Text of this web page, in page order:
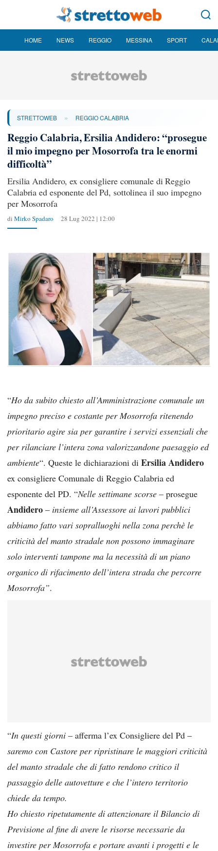
HOME NEWS REGGIO MESSINA SPORT
STRETTOWEB » REGGIO CALABRIA
Reggio Calabria, Ersilia Andidero: “prosegue
il mio impegno per Mosorrofa tra le enormi
difficoltà”
Ersilia Andidero, ex consigliere comunale di Reggio
Calabria ed esponente del Pd, sottolinea il suo impegno
per Mosorrofa
di Mirko Spadaro 28 Lug 2022 | 12:00
“Ho da subito chiesto all’Amministrazione comunale un
impegno preciso e costante per Mosorrofa ritenendo
prioritario agire sia per garantire i servizi essenziali che
per rilanciare l’intera zona valorizzandone paesaggio ed
ambiente“. Queste le dichiarazioni di Ersilia Andidero
ex consigliere Comunale di Reggio Calabria ed
esponente del PD. “Nelle settimane scorse – prosegue
Andidero – insieme all’Assessore ai lavori pubblici
abbiamo fatto vari sopralluoghi nella zona perchè le
criticità del manto stradale non possono immaginare
solo interventi tampone ma la necessità di un piano
organico di rifacimento dell’intera strada che percorre
Mosorrofa”.
“In questi giorni – afferma l’ex Consigliere del Pd –
saremo con Castore per ripristinare le maggiori criticità
del manto stradale che di fatto rendono critico il
passaggio delle autovetture e che l’intero territorio
chiede da tempo.
Ho chiesto ripetutamente di attenzionare il Bilancio di
Previsione al fine di avere le risorse necessarie da
investire per Mosorrofa e portare avanti i progetti e le